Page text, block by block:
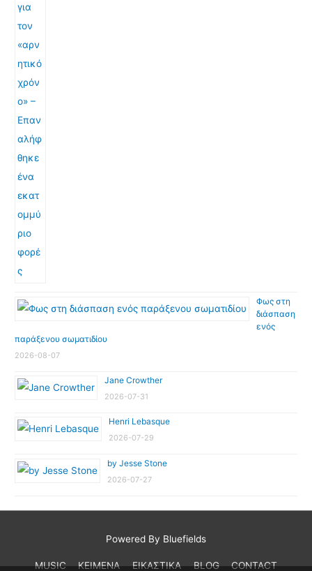
Φως στη
διάσπαση
ενός
παράξενου σωματιδίου
2026-08-07
Jane Crowther
2026-07-31
Henri Lebasque
2026-07-29
by Jesse Stone
2026-07-27
Powered By Bluefields
MUSIC ΚΕΙΜΕΝΑ ΕΙΚΑΣΤΙΚΑ BLOG CONTACT